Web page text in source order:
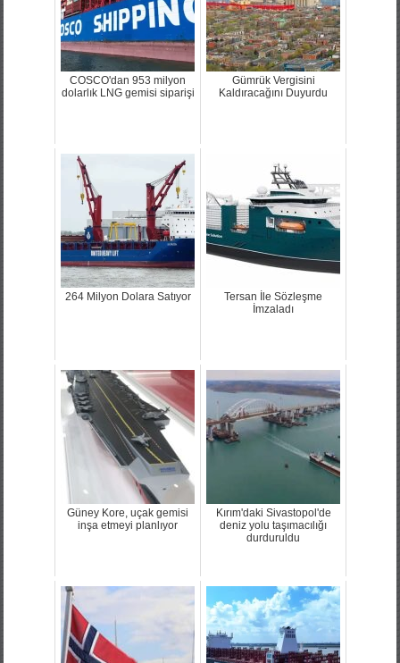
COSCO'dan 953 milyon
dolarlık LNG gemisi siparişi
Gümrük Vergisini
Kaldıracağını Duyurdu
264 Milyon Dolara Satıyor
Tersan İle Sözleşme
İmzaladı
Güney Kore, uçak gemisi
inşa etmeyi planlıyor
Kırım'daki Sivastopol'de
deniz yolu taşımacılığı
durduruldu